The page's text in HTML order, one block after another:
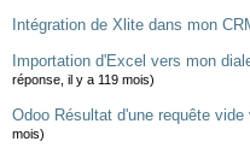
Intégration de Xlite dans mon
Importation d'Excel vers mon
réponse, il y a 119 mois)
Odoo Résultat d'une requête
mois)